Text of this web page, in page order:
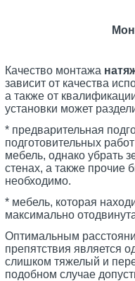
Качество монтажа
зависит от качества
а также от
установки может
* предварительная
подготовительных
мебель, однако убрать
стенах, а также
необходимо.
* мебель, которая
максимально
Оптимальным
препятствия является
слишком тяжелый и
подобном случае